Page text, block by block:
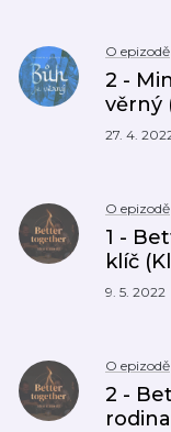
O epizodě
2 -
věrný
27. 4.
O epizodě
1 -
klíč
9. 5. 2022
O epizodě
2 -